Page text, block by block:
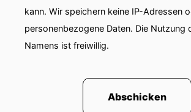
kann. Wir speichern keine IP-Adressen
personenbezogene Daten. Die Nutzung
Namens ist freiwillig.
Abschicken